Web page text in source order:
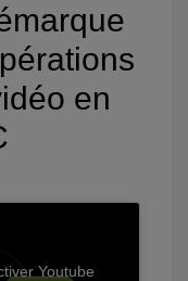
en
Youtube